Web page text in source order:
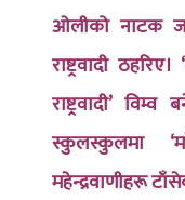
ओलीको नाटक
राष्ट्रवादी ठहरिए।
राष्ट्रवादी’
स्कुलस्कुलमा
महेन्द्रवाणीहरू